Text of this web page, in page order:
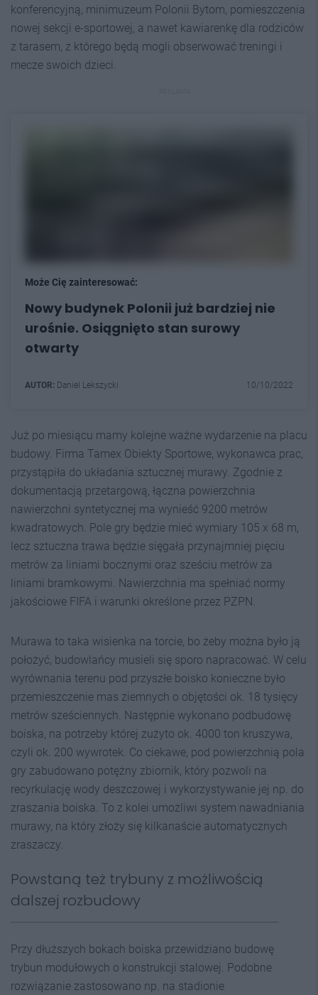
konferencyjną, minimuzeum Polonii Bytom, pomieszczenia
nowej sekcji e-sportowej, a nawet kawiarenkę dla rodziców
z tarasem, z którego będą mogli obserwować treningi i
mecze swoich dzieci.
Może Cię zainteresować:
Nowy budynek Polonii już bardziej nie
urośnie. Osiągnięto stan surowy
otwarty
AUTOR: Daniel Lekszycki 10/10/2022
Już po miesiącu mamy kolejne ważne wydarzenie na placu
budowy. Firma Tamex Obiekty Sportowe, wykonawca prac,
przystąpiła do układania sztucznej murawy. Zgodnie z
dokumentacją przetargową, łączna powierzchnia
nawierzchni syntetycznej ma wynieść 9200 metrów
kwadratowych. Pole gry będzie mieć wymiary 105 x 68 m,
lecz sztuczna trawa będzie sięgała przynajmniej pięciu
metrów za liniami bocznymi oraz sześciu metrów za
liniami bramkowymi. Nawierzchnia ma spełniać normy
jakościowe FIFA i warunki określone przez PZPN.
Murawa to taka wisienka na torcie, bo żeby można było ją
położyć, budowlańcy musieli się sporo napracować. W celu
wyrównania terenu pod przyszłe boisko konieczne było
przemieszczenie mas ziemnych o objętości ok. 18 tysięcy
metrów sześciennych. Następnie wykonano podbudowę
boiska, na potrzeby której zużyto ok. 4000 ton kruszywa,
czyli ok. 200 wywrotek. Co ciekawe, pod powierzchnią pola
gry zabudowano potężny zbiornik, który pozwoli na
recyrkulację wody deszczowej i wykorzystywanie jej np. do
zraszania boiska. To z kolei umożliwi system nawadniania
murawy, na który złoży się kilkanaście automatycznych
zraszaczy.
Powstaną też trybuny z możliwością
dalszej rozbudowy
Przy dłuższych bokach boiska przewidziano budowę
trybun modułowych o konstrukcji stalowej. Podobne
rozwiązanie zastosowano np. na stadionie